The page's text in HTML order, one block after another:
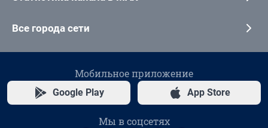
Все города сети
Мобильное приложение
Google Play App Store
Мы в соцсетях